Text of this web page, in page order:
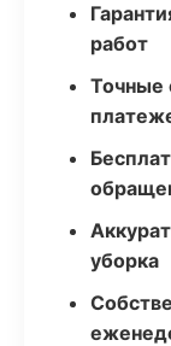
работ
Точные
уборка